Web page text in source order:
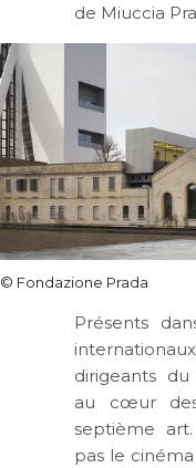
de Miuccia
© Fondazione Prada
Présents
dirigeants du
au cœur des
septième
pas le